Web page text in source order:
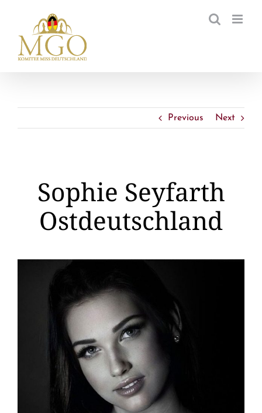
springen
Previous Next
Sophie Seyfarth
Ostdeutschland